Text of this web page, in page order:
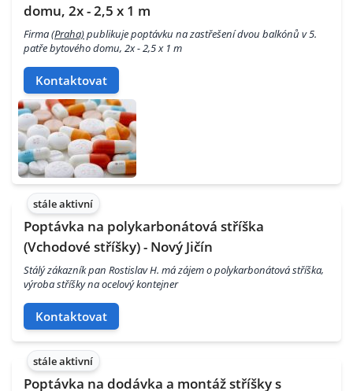
domu, 2x - 2,5 x 1 m
Firma(Praha)publikuje poptávku na zastřešení dvou balkónů v 5.
patře bytového domu, 2x - 2,5 x 1 m
Kontaktovat
stále aktivní
Poptávka na polykarbonátová stříška
(Vchodové stříšky) - Nový Jičín
Stálý zákazník pan Rostislav H. má zájem o polykarbonátová stříška,
výroba stříšky na ocelový kontejner
Kontaktovat
stále aktivní
Poptávka na dodávka a montáž stříšky s